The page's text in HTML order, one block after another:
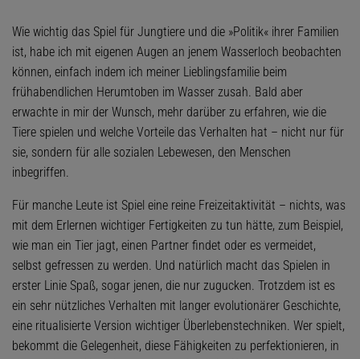
Wie wichtig das Spiel für Jungtiere und die »Politik« ihrer Familien
ist, habe ich mit eigenen Augen an jenem Wasserloch beobachten
können, einfach indem ich meiner Lieblingsfamilie beim
frühabendlichen Herumtoben im Wasser zusah. Bald aber
erwachte in mir der Wunsch, mehr darüber zu erfahren, wie die
Tiere spielen und welche Vorteile das Verhalten hat – nicht nur für
sie, sondern für alle sozialen Lebewesen, den Menschen
inbegriffen.
Für manche Leute ist Spiel eine reine Freizeitaktivität – nichts, was
mit dem Erlernen wichtiger Fertigkeiten zu tun hätte, zum Beispiel,
wie man ein Tier jagt, einen Partner findet oder es vermeidet,
selbst gefressen zu werden. Und natürlich macht das Spielen in
erster Linie Spaß, sogar jenen, die nur zugucken. Trotzdem ist es
ein sehr nützliches Verhalten mit langer evolutionärer Geschichte,
eine ritualisierte Version wichtiger Überlebenstechniken. Wer spielt,
bekommt die Gelegenheit, diese Fähigkeiten zu perfektionieren, in